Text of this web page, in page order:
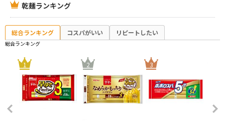
乾麺ランキング
総合ランキング コスパがいい リピートしたい
総合ランキング
1 2 3